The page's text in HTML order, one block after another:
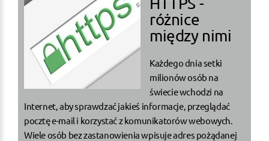
różnice
między nimi
Każdego dnia setki
milionów osób na
świecie wchodzi na
Internet, aby sprawdzać jakieś informacje, przeglądać
pocztę e-mail i korzystać z komunikatorów webowych.
Wiele osób bez zastanowienia wpisuje adres pożądanej